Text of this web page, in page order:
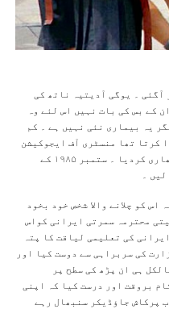
آگئی ۔ یوگی آدیتیہ ناتھ کی
کے بس کی بات نہیں اس لئے وہ
یہ بیماری نئی نہیں ہے ۔ کم
کرتی تھی جس کا نام ہوا کرتا تھا منسٹری آف ایجوکیشن
جسے اردو میں وزارت تعلیم کہا جاتا تھا ۔ کانگریس نے اس کا نام معمولی سے غیر معمولی یا بڑا بھاری کردیا ۔ ستمبر ۱۹۸۵ کے
کو چلانے والا شخص خود بخود
محترمہ سمرتی ایرانی کواس
کی تعلیمی لیاقت کا پتہ
کی سربراہی سے دوست کیا اور
ہی ان پڑھ کی سطح پر
بروقت اور درست کیا کہ اپنی
پرکاش جاؤڈیکر سنبھال رہے